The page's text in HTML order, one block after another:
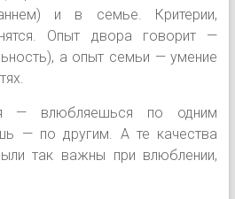
и в семье. Критерии,
Опыт двора говорит —
а опыт семьи — умение
— влюбляешься по одним
— по другим. А те качества
так важны при влюблении,